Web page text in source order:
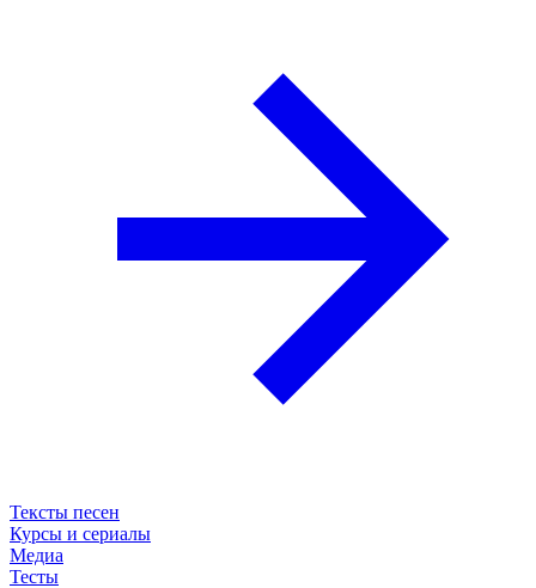
Тексты песен
Курсы и сериалы
Медиа
Тесты